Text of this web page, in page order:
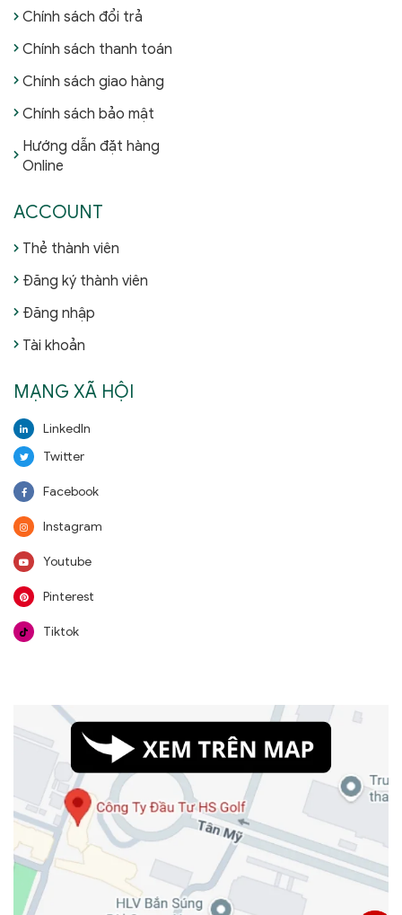
Chính sách đổi trả
Chính sách thanh toán
Chính sách giao hàng
Chính sách bảo mật
Hướng dẫn đặt hàng
Online
ACCOUNT
Thẻ thành viên
Đăng ký thành viên
Đăng nhập
Tài khoản
MẠNG XÃ HỘI
LinkedIn
Twitter
Facebook
Instagram
Youtube
Pinterest
Tiktok